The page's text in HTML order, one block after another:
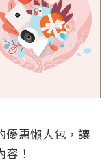
優惠懶人包，讓
！